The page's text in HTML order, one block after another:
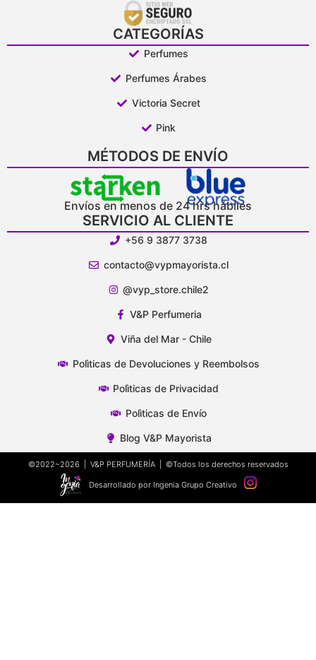
CATEGORÍAS
Perfumes
Perfumes Árabes
Victoria Secret
Pink
MÉTODOS DE ENVÍO
Envíos en menos de 24 hrs hábiles
SERVICIO AL CLIENTE
+56 9 3877 3738
contacto@vypmayorista.cl
@vyp_store.chile2
V&P Perfumeria
Viña del Mar - Chile
Polìticas de Devoluciones y Reembolsos
Polìticas de Privacidad
Polìticas de Envío
Blog V&P Mayorista
©2022~2026 | V&P PERFUMERÍA | ©Todos los derechos reservados
Desarrollado por Ingenia Grupo Creativo